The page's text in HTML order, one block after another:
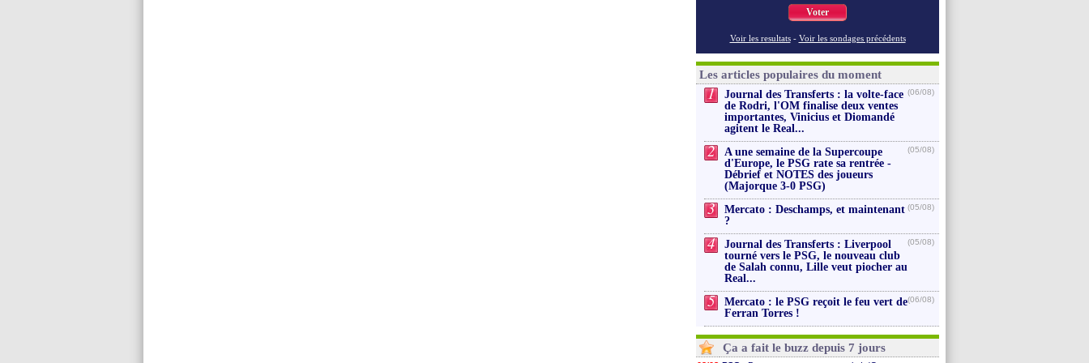
Voter
Voir les resultats - Voir les sondages précédents
Les articles populaires du moment
1
Journal des Transferts : la volte-face
de Rodri, l'OM finalise deux ventes
importantes, Vinicius et Diomandé
agitent le Real...
(06/08)
2
A une semaine de la Supercoupe
d'Europe, le PSG rate sa rentrée -
Débrief et NOTES des joueurs
(Majorque 3-0 PSG)
(05/08)
3
Mercato : Deschamps, et maintenant
?
(05/08)
4
Journal des Transferts : Liverpool
tourné vers le PSG, le nouveau club
de Salah connu, Lille veut piocher au
Real...
(05/08)
5
Mercato : le PSG reçoit le feu vert de
Ferran Torres !
(06/08)
Ça a fait le buzz depuis 7 jours